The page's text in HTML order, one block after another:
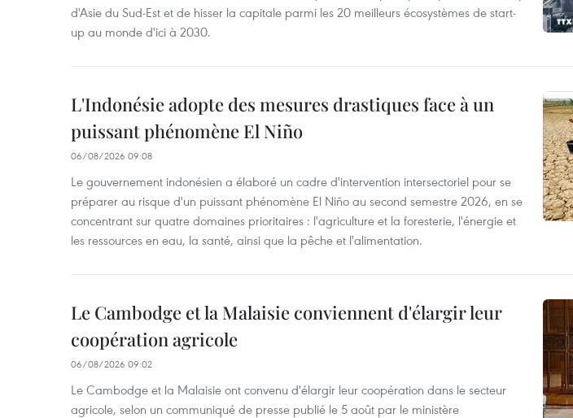
d'Asie du Sud-Est et de hisser la capitale parmi les 20 meilleurs écosystèmes de start-
up au monde d'ici à 2030.
L'Indonésie adopte des mesures drastiques face à un
puissant phénomène El Niño
06/08/2026 09:08
Le gouvernement indonésien a élaboré un cadre d'intervention intersectoriel pour se
préparer au risque d'un puissant phénomène El Niño au second semestre 2026, en se
concentrant sur quatre domaines prioritaires : l'agriculture et la foresterie, l'énergie et
les ressources en eau, la santé, ainsi que la pêche et l'alimentation.
Le Cambodge et la Malaisie conviennent d'élargir leur
coopération agricole
06/08/2026 09:02
Le Cambodge et la Malaisie ont convenu d'élargir leur coopération dans le secteur
agricole, selon un communiqué de presse publié le 5 août par le ministère